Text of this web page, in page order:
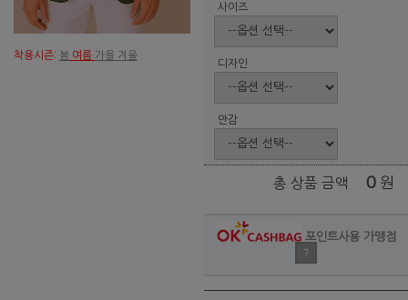
착용시즌: 봄 여름 가을 겨울
사이즈
디자인
안감
총 상품 금액 0 원
포인트사용 가맹점
?